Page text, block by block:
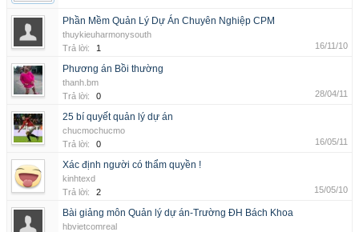
Phần Mềm Quản Lý Dự Án Chuyên Nghiệp CPM
thuykieuharmonysouth
Trả lời:
1 16/11/10
Phương án Bồi thường
thanh.bm
Trả lời:
0 28/04/11
25 bí quyết quản lý dự án
chucmochucmo
Trả lời:
0 16/05/11
Xác định người có thẩm quyền !
kinhtexd
Trả lời:
2 15/05/10
Bài giảng môn Quản lý dự án-Trường ĐH Bách Khoa
hbvietcomreal